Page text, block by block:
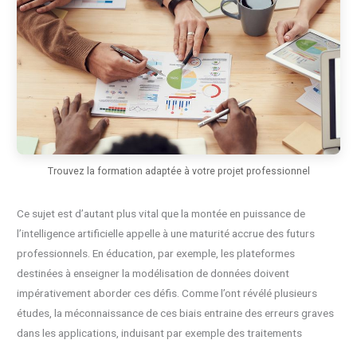
Trouvez la formation adaptée à votre projet professionnel
Ce sujet est d’autant plus vital que la montée en puissance de
l’intelligence artificielle appelle à une maturité accrue des futurs
professionnels. En éducation, par exemple, les plateformes
destinées à enseigner la modélisation de données doivent
impérativement aborder ces défis. Comme l’ont révélé plusieurs
études, la méconnaissance de ces biais entraine des erreurs graves
dans les applications, induisant par exemple des traitements